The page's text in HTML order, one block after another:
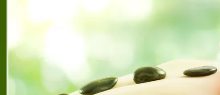
товари и товари по adr габрово
международен превоз на
стоки габрово
международни превози на товари в европа
международни превози на товари габрово
на стоки и товари на територията на ес
препоръчана транспортна фирма габрово
препоръчана фирма за транспорт на товари
габрово
спедиция на стоки и товари габрово
транспорт до всички страни от европейския съюз